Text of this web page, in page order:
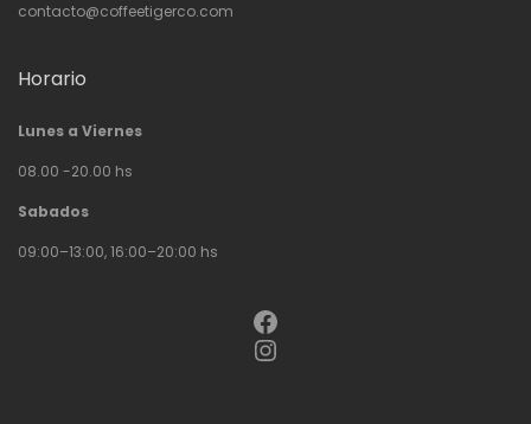
contacto@coffeetigerco.com
Horario
Lunes a Viernes
08.00 -20.00 hs
Sabados
09:00–13:00, 16:00–20:00 hs
Facebook
Instagram